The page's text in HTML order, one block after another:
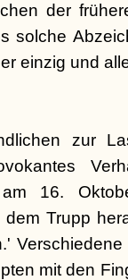
der
solche
einzig und
zur
16.
Trupp
mit den